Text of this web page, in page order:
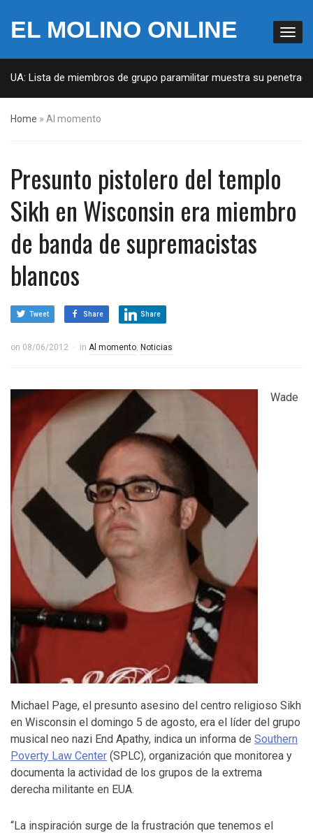
EL MOLINO ONLINE
Lista de miembros de grupo paramilitar muestra su penetración
Home » Al momento
Presunto pistolero del templo
Sikh en Wisconsin era miembro
de banda de supremacistas
blancos
Tweet Share Share
on 08/06/2012 in Al momento, Noticias
Wade
Michael Page, el presunto asesino del centro religioso Sikh
en Wisconsin el domingo 5 de agosto, era el líder del grupo
musical neo nazi End Apathy, indica un informa de Southern
Poverty Law Center (SPLC), organización que monitorea y
documenta la actividad de los grupos de la extrema
derecha militante en EUA.
“La inspiración surge de la frustración que tenemos el